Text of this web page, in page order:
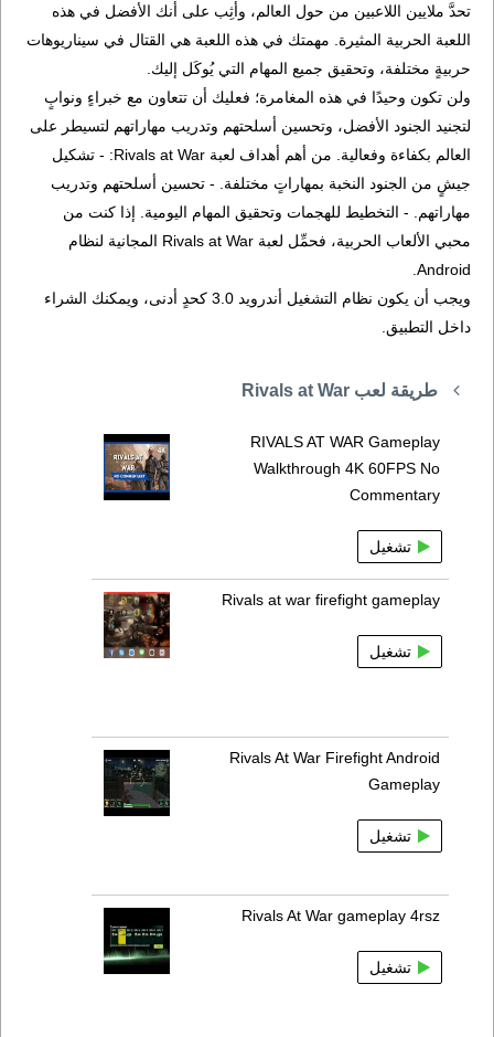
تحدَّ ملايين اللاعبين من حول العالم، وأثِب على أنك الأفضل في هذه
اللعبة الحربية المثيرة. مهمتك في هذه اللعبة هي القتال في سيناريوهات
حربيةٍ مختلفة، وتحقيق جميع المهام التي يُوكَل إليك.
ولن تكون وحيدًا في هذه المغامرة؛ فعليك أن تتعاون مع خبراءٍ ونوابٍ
لتجنيد الجنود الأفضل، وتحسين أسلحتهم وتدريب مهاراتهم لتسيطر على
العالم بكفاءة وفعالية. من أهم أهداف لعبة Rivals at War: - تشكيل
جيشٍ من الجنود النخبة بمهاراتٍ مختلفة. - تحسين أسلحتهم وتدريب
مهاراتهم. - التخطيط للهجمات وتحقيق المهام اليومية. إذا كنت من
محبي الألعاب الحربية، فحمِّل لعبة Rivals at War المجانية لنظام
Android.
ويجب أن يكون نظام التشغيل أندرويد 3.0 كحدٍ أدنى، ويمكنك الشراء
داخل التطبيق.
طريقة لعب Rivals at War
RIVALS AT WAR Gameplay
Walkthrough 4K 60FPS No
Commentary
تشغيل
Rivals at war firefight gameplay
تشغيل
Rivals At War Firefight Android
Gameplay
تشغيل
Rivals At War gameplay 4rsz
تشغيل